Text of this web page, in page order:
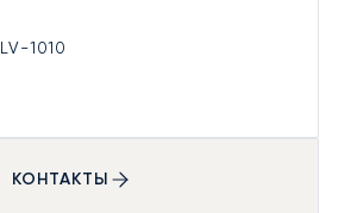
LV-1010
КОНТАКТЫ